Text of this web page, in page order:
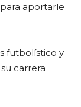
aportarle
futbolístico y
carrera